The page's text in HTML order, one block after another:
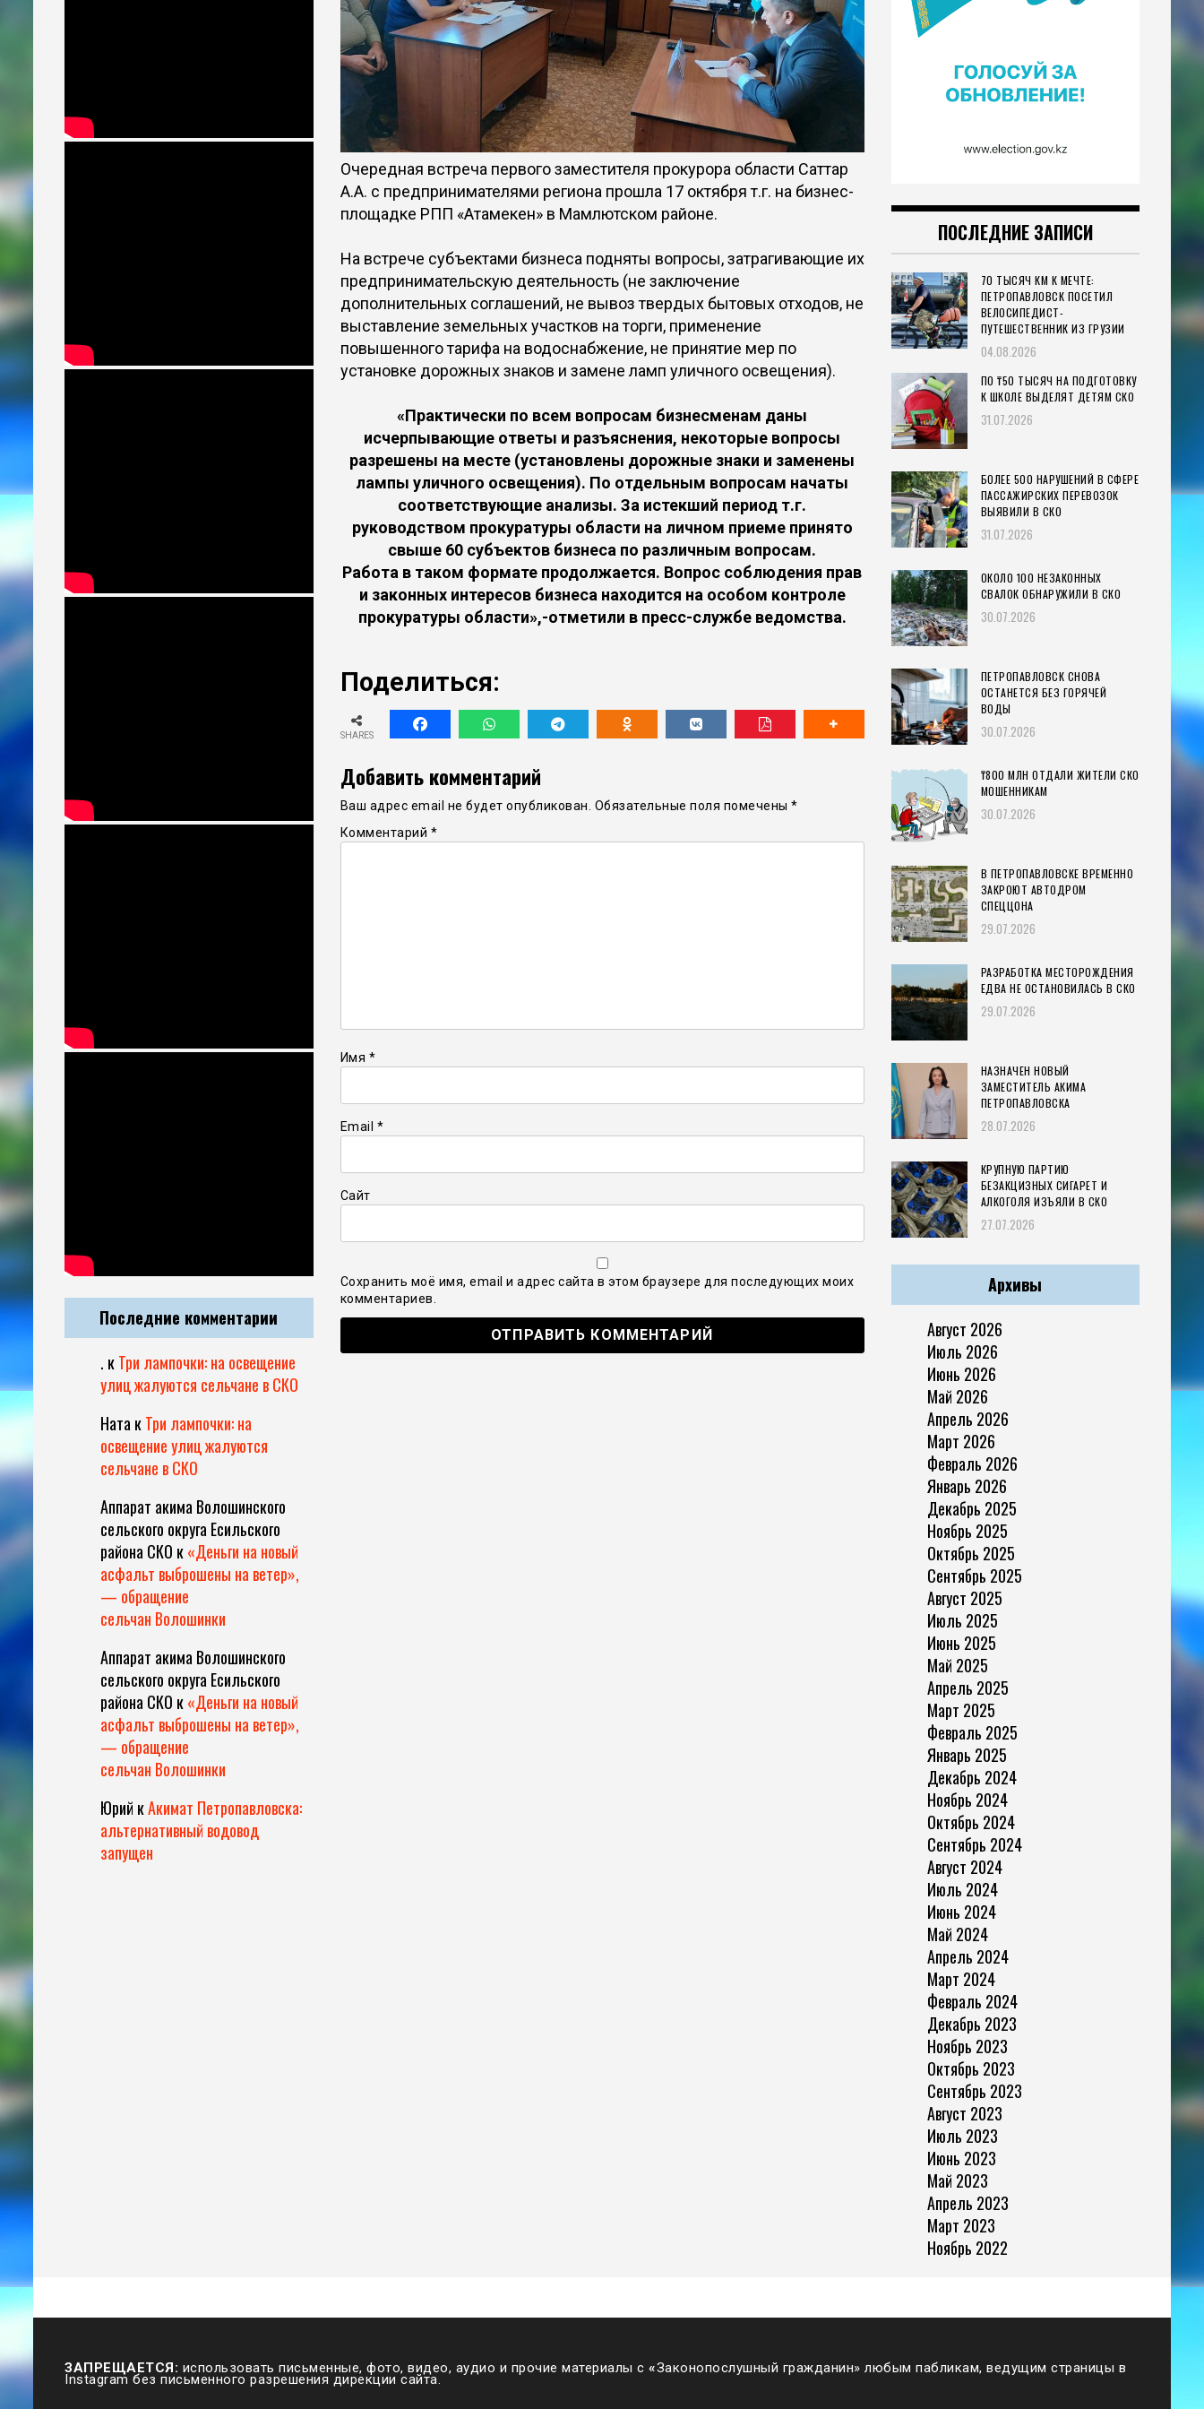
Очередная встреча первого заместителя прокурора области Саттар
А.А. с предпринимателями региона прошла 17 октября т.г. на бизнес-
площадке РПП «Атамекен» в Мамлютском районе.
На встрече субъектами бизнеса подняты вопросы, затрагивающие их
предпринимательскую деятельность (не заключение
дополнительных соглашений, не вывоз твердых бытовых отходов, не
выставление земельных участков на торги, применение
повышенного тарифа на водоснабжение, не принятие мер по
установке дорожных знаков и замене ламп уличного освещения).
«Практически по всем вопросам бизнесменам даны
исчерпывающие ответы и разъяснения, некоторые вопросы
разрешены на месте (установлены дорожные знаки и заменены
лампы уличного освещения). По отдельным вопросам начаты
соответствующие анализы. За истекший период т.г.
руководством прокуратуры области на личном приеме принято
свыше 60 субъектов бизнеса по различным вопросам.
Работа в таком формате продолжается. Вопрос соблюдения прав
и законных интересов бизнеса находится на особом контроле
прокуратуры области»,-отметили в пресс-службе ведомства.
Поделиться:
SHARES
Добавить комментарий
Ваш адрес email не будет опубликован. Обязательные поля помечены *
Комментарий *
Имя *
Email *
Сайт
Сохранить моё имя, email и адрес сайта в этом браузере для последующих моих
комментариев.
Последние комментарии
. кТри лампочки: на освещение
улиц жалуются сельчане в СКО
Ната кТри лампочки: на
освещение улиц жалуются
сельчане в СКО
Аппарат акима Волошинского
сельского округа Есильского
района СКО к«Деньги на новый
асфальт выброшены на ветер»,
— обращение
сельчан Волошинки
Аппарат акима Волошинского
сельского округа Есильского
района СКО к«Деньги на новый
асфальт выброшены на ветер»,
— обращение
сельчан Волошинки
Юрий кАкимат Петропавловска:
альтернативный водовод
запущен
ПОСЛЕДНИЕ ЗАПИСИ
70 ТЫСЯЧ КМ К МЕЧТЕ:
ПЕТРОПАВЛОВСК ПОСЕТИЛ
ВЕЛОСИПЕДИСТ-
ПУТЕШЕСТВЕННИК ИЗ ГРУЗИИ
04.08.2026
ПО ₸50 ТЫСЯЧ НА ПОДГОТОВКУ
К ШКОЛЕ ВЫДЕЛЯТ ДЕТЯМ СКО
31.07.2026
БОЛЕЕ 500 НАРУШЕНИЙ В СФЕРЕ
ПАССАЖИРСКИХ ПЕРЕВОЗОК
ВЫЯВИЛИ В СКО
31.07.2026
ОКОЛО 100 НЕЗАКОННЫХ
СВАЛОК ОБНАРУЖИЛИ В СКО
30.07.2026
ПЕТРОПАВЛОВСК СНОВА
ОСТАНЕТСЯ БЕЗ ГОРЯЧЕЙ
ВОДЫ
30.07.2026
₸800 МЛН ОТДАЛИ ЖИТЕЛИ СКО
МОШЕННИКАМ
30.07.2026
В ПЕТРОПАВЛОВСКЕ ВРЕМЕННО
ЗАКРОЮТ АВТОДРОМ
СПЕЦЦОНА
29.07.2026
РАЗРАБОТКА МЕСТОРОЖДЕНИЯ
ЕДВА НЕ ОСТАНОВИЛАСЬ В СКО
29.07.2026
НАЗНАЧЕН НОВЫЙ
ЗАМЕСТИТЕЛЬ АКИМА
ПЕТРОПАВЛОВСКА
28.07.2026
КРУПНУЮ ПАРТИЮ
БЕЗАКЦИЗНЫХ СИГАРЕТ И
АЛКОГОЛЯ ИЗЪЯЛИ В СКО
27.07.2026
Архивы
Август 2026
Июль 2026
Июнь 2026
Май 2026
Апрель 2026
Март 2026
Февраль 2026
Январь 2026
Декабрь 2025
Ноябрь 2025
Октябрь 2025
Сентябрь 2025
Август 2025
Июль 2025
Июнь 2025
Май 2025
Апрель 2025
Март 2025
Февраль 2025
Январь 2025
Декабрь 2024
Ноябрь 2024
Октябрь 2024
Сентябрь 2024
Август 2024
Июль 2024
Июнь 2024
Май 2024
Апрель 2024
Март 2024
Февраль 2024
Декабрь 2023
Ноябрь 2023
Октябрь 2023
Сентябрь 2023
Август 2023
Июль 2023
Июнь 2023
Май 2023
Апрель 2023
Март 2023
Ноябрь 2022
ЗАПРЕЩАЕТСЯ: использовать письменные, фото, видео, аудио и прочие материалы с «Законопослушный гражданин» любым пабликам, ведущим страницы в
Instagram без письменного разрешения дирекции сайта.